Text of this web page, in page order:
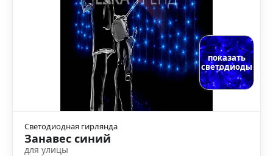
показать
светодиоды
Светодиодная гирлянда
Занавес синий
для улицы